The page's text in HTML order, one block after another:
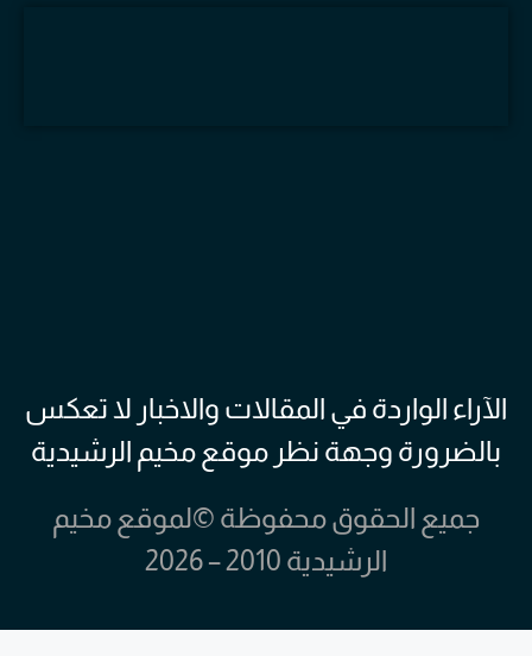
الآراء الواردة في المقالات والاخبار لا تعكس
بالضرورة وجهة نظر موقع مخيم الرشيدية
جميع الحقوق محفوظة ©لموقع مخيم
الرشيدية 2010 – 2026